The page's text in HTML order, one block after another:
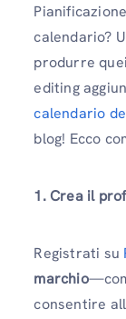
calendario?
produrre
editing
calendario
blog! Ecco
1. Crea il
Registrati su
marchio
consentire